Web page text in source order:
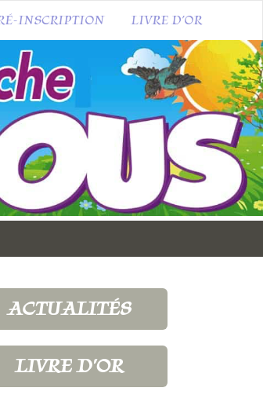
INSCRIPTION LIVRE D’OR
ACTUALITÉS
LIVRE D'OR